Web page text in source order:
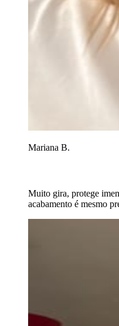
Mariana B.
Muito gira, protege
acabamento é mesmo